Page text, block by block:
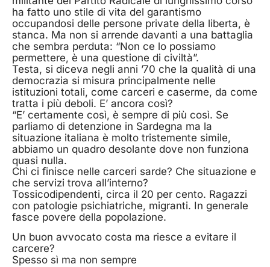
ha fatto uno stile di vita del garantismo
occupandosi delle persone private della liberta, è
stanca. Ma non si arrende davanti a una battaglia
che sembra perduta: “Non ce lo possiamo
permettere, è una questione di civiltà”.
Testa, si diceva negli anni ’70 che la qualità di una
democrazia si misura principalmente nelle
istituzioni totali, come carceri e caserme, da come
tratta i più deboli. E’ ancora così?
“E’ certamente così, è sempre di più così. Se
parliamo di detenzione in Sardegna ma la
situazione italiana è molto tristemente simile,
abbiamo un quadro desolante dove non funziona
quasi nulla.
Chi ci finisce nelle carceri sarde? Che situazione e
che servizi trova all’interno?
Tossicodipendenti, circa il 20 per cento. Ragazzi
con patologie psichiatriche, migranti. In generale
fasce povere della popolazione.
Un buon avvocato costa ma riesce a evitare il
carcere?
Spesso sì ma non sempre